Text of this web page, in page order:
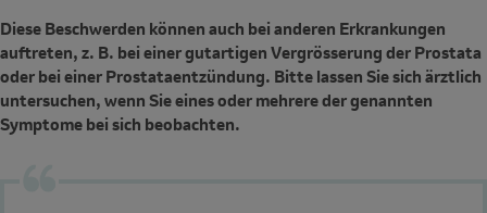
Diese Beschwerden können auch bei anderen Erkrankungen
auftreten, z. B. bei einer gutartigen Vergrösserung der Prostata
oder bei einer Prostataentzündung. Bitte lassen Sie sich ärztlich
untersuchen, wenn Sie eines oder mehrere der genannten
Symptome bei sich beobachten.